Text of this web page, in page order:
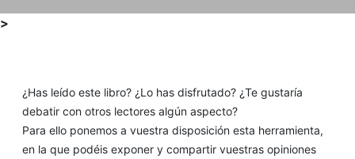
>
¿Has leído este libro? ¿Lo has disfrutado? ¿Te gustaría
debatir con otros lectores algún aspecto?
Para ello ponemos a vuestra disposición esta herramienta,
en la que podéis exponer y compartir vuestras opiniones